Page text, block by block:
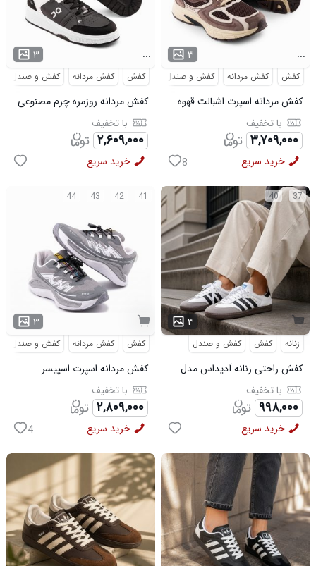
۳ ...
کفش کفش مردانه کفش و صندل
کفش مردانه روزمره چرم مصنوعی
50920
با تخفیف
۲,۶۰۹,۰۰۰
خرید سریع
۳ ...
کفش کفش مردانه کفش و صندل
کفش مردانه اسپرت اشبالت قهوه
ای Saucony مدل 50786 با تخفیف
۳,۷۰۹,۰۰۰
خرید سریع 8
41
42
43
44
۳
کفش کفش مردانه کفش و صندل
کفش مردانه اسپرت اسپیسر
50728
با تخفیف
۲,۸۰۹,۰۰۰
خرید سریع 4
37
40
۳
زنانه کفش کفش و صندل
کفش راحتی زنانه آدیداس مدل
سامبا سفید
با تخفیف
۹۹۸,۰۰۰
خرید سریع